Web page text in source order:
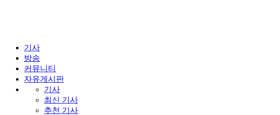
기사
방송
커뮤니티
자유게시판
기사
최신 기사
추천 기사